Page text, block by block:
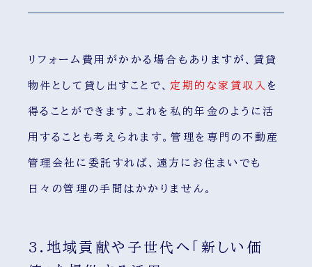
リフォーム費用がかかる場合もありますが、賃貸
物件として貸し出すことで、 定期的な家賃収入 を
得ることができます。これを私的年金のように活
用することも考えられます。管理を専門の不動産
管理会社に委託すれば、遠方にお住まいでも
日々の管理の手間はかかりません。
3.地域貢献や子世代へ「新しい価